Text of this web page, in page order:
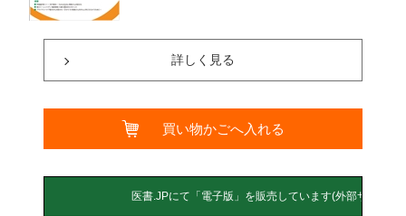
詳しく見る
買い物かごへ入れる